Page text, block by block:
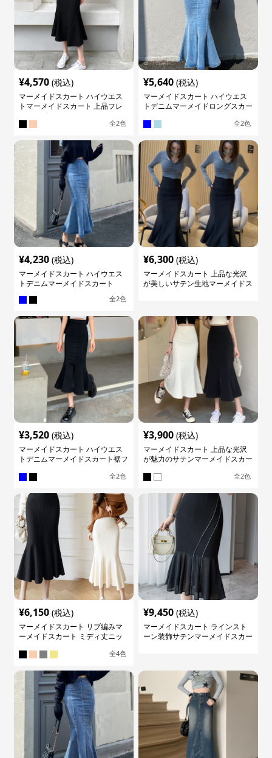
¥4,570 (税込)
マーメイドスカート ハイウエス
トマーメイドスカート 上品フレ
アロング
全2色
¥5,640 (税込)
マーメイドスカート ハイウエス
トデニムマーメイドロングスカー
全2色
¥4,230 (税込)
マーメイドスカート ハイウエス
トデニムマーメイドスカート
全2色
¥6,300 (税込)
マーメイドスカート 上品な光沢
が美しいサテン生地マーメイドス
¥3,520 (税込)
マーメイドスカート ハイウエス
トデニムマーメイドスカート裾フ
全2色
¥3,900 (税込)
マーメイドスカート 上品な光沢
が魅力のサテンマーメイドスカー
全2色
¥6,150 (税込)
マーメイドスカート リブ編みマ
ーメイドスカート ミディ丈ニッ
全4色
¥9,450 (税込)
マーメイドスカート ラインスト
ーン装飾サテンマーメイドスカー